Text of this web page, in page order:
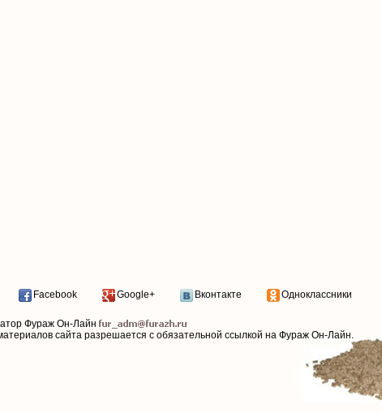
Facebook Google+ Вконтакте Одноклассники
Фураж Он-Лайн
сайта разрешается с обязательной ссылкой на Фураж Он-Лайн.